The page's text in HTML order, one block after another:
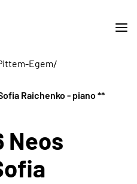
Egem/
Raichenko - piano **
Neos